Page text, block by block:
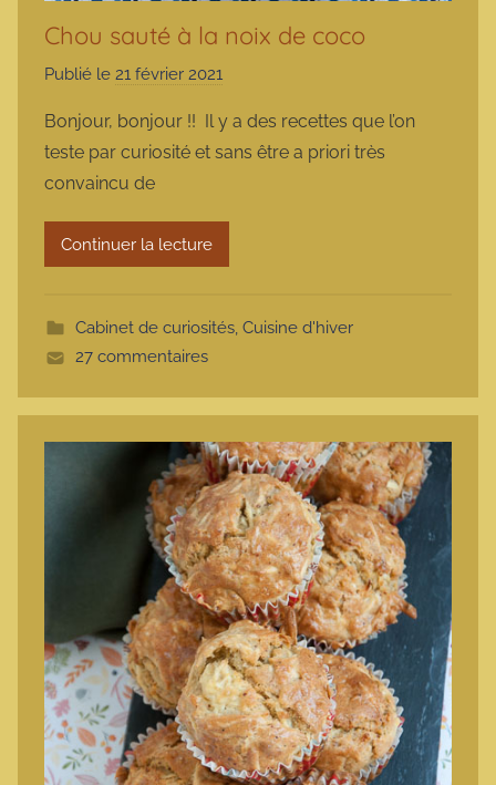
Chou sauté à la noix de coco
Publié le 21 février 2021
r
m
r
t
Bonjour, bonjour !! Il y a des recettes que l’on
teste par curiosité et sans être a priori très
convaincu de
Continuer la lecture
Cabinet de curiosités, Cuisine d'hiver
27 commentaires